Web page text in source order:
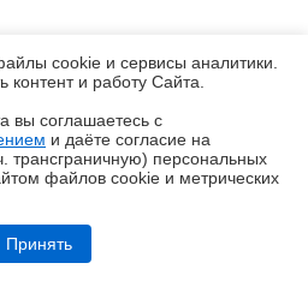
(SPX-1000-FC)
cookie и сервисы аналитики.
и работу Cайта.
вы соглашаетесь с
и даёте согласие на
трансграничную) персональных
файлов cookie и метрических
Принять